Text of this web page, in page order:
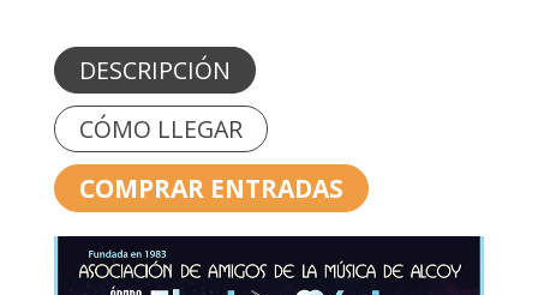
DESCRIPCIÓN
CÓMO LLEGAR
COMPRAR ENTRADAS